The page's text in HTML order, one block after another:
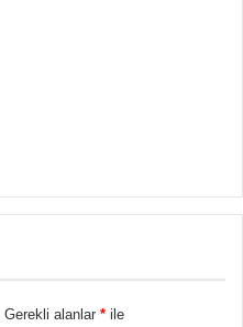
Gerekli alanlar * ile